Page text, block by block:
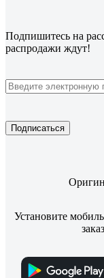
Подпишитесь на
распродажи ждут!
Подписаться
Установите